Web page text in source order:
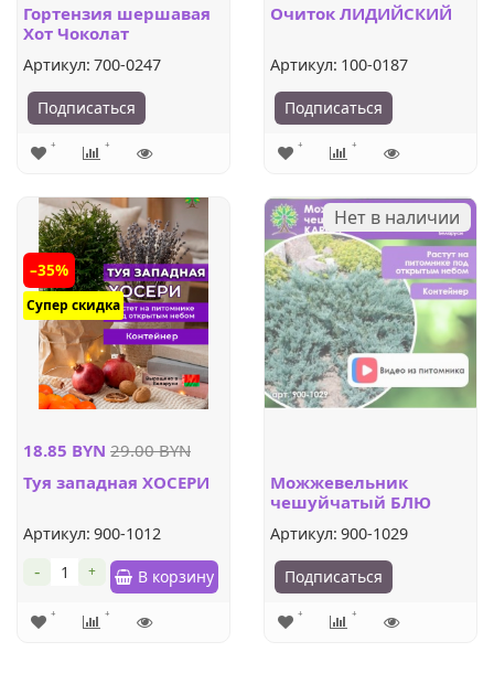
Гортензия шершавая
Хот Чоколат
Артикул: 700-0247
Подписаться
Очиток ЛИДИЙСКИЙ
Артикул: 100-0187
Подписаться
–35%
Супер скидка
18.85 BYN 29.00 BYN
Туя западная ХОСЕРИ
Артикул: 900-1012
+
- В корзину
Нет в наличии
Можжевельник
чешуйчатый БЛЮ
Артикул: 900-1029
Подписаться